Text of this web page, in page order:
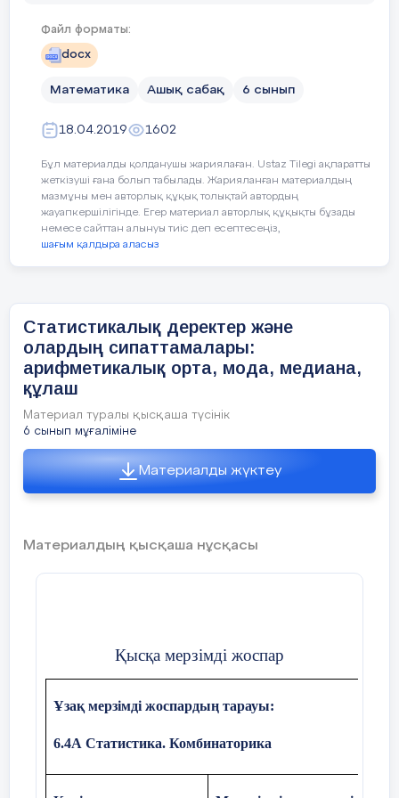
Берілген сандар қатарындағы
кездесетін сан сол қатардың
аталады.
Кейбір сандар қатарында
қақ
қатардың медианасы
реттелген сандар қатарындағы
саны жұп болса – ортасында
берілген сандарды өсу
Өсу (кему) ретімен
сандарды нөмірлеу керек.
а) Сандардың саны тақ
ортасындағы сан осы
ә) сандардың саны жұп
жазылған екі санның
табамыз, шыққан сан
Файл форматы:
docx
Математика Ашық сабақ 6 сынып
18.04.2019 1602
Бұл материалды қолданушы жариялаған. Ustaz Tilegi ақпаратты
жеткізуші ғана болып табылады. Жарияланған материалдың
мазмұны мен авторлық құқық толықтай автордың
жауапкершілігінде. Егер материал авторлық құқықты бұзады
немесе сайттан алынуы тиіс деп есептесеңіз,
шағым қалдыра аласыз
Статистикалық деректер және
олардың сипаттамалары:
арифметикалық орта, мода, медиана,
құлаш
Материал туралы қысқаша түсінік
6 сынып мұғаліміне
Материалды жүктеу
Материалдың қысқаша нұсқасы
Қысқа мерзімді жоспар
Ұзақ мерзімді жоспардың тарауы:
6.4А Статистика. Комбинаторика